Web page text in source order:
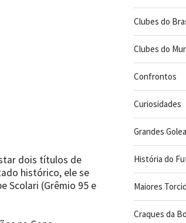
dois títulos de
histórico, ele se
Scolari (Grêmio 95 e
Clubes do
Clubes do
Confrontos
Curiosidades
Grandes
História do
Maiores
Craques da